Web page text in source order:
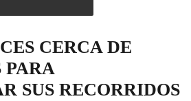
CERCA DE
PARA
SUS RECORRIDOS